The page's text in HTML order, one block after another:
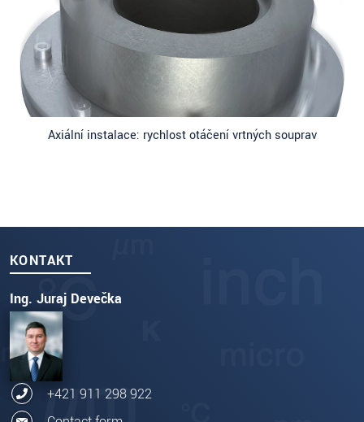
Axiální instalace: rychlost otáčení vrtných souprav
KONTAKT
Ing. Juraj Devečka
+421 911 298 922